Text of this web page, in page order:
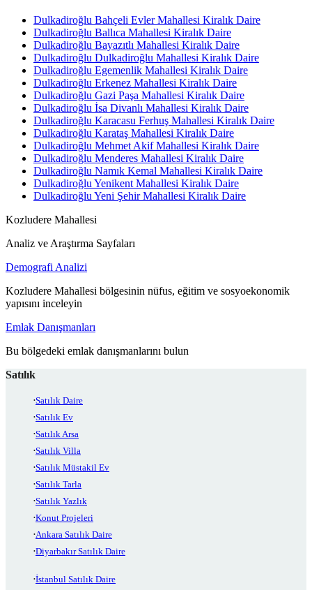
Dulkadiroğlu Bahçeli Evler Mahallesi Kiralık Daire
Dulkadiroğlu Ballıca Mahallesi Kiralık Daire
Dulkadiroğlu Bayazıtlı Mahallesi Kiralık Daire
Dulkadiroğlu Dulkadiroğlu Mahallesi Kiralık Daire
Dulkadiroğlu Egemenlik Mahallesi Kiralık Daire
Dulkadiroğlu Erkenez Mahallesi Kiralık Daire
Dulkadiroğlu Gazi Paşa Mahallesi Kiralık Daire
Dulkadiroğlu İsa Divanlı Mahallesi Kiralık Daire
Dulkadiroğlu Karacasu Ferhuş Mahallesi Kiralık Daire
Dulkadiroğlu Karataş Mahallesi Kiralık Daire
Dulkadiroğlu Mehmet Akif Mahallesi Kiralık Daire
Dulkadiroğlu Menderes Mahallesi Kiralık Daire
Dulkadiroğlu Namık Kemal Mahallesi Kiralık Daire
Dulkadiroğlu Yenikent Mahallesi Kiralık Daire
Dulkadiroğlu Yeni Şehir Mahallesi Kiralık Daire
Kozludere Mahallesi
Analiz ve Araştırma Sayfaları
Demografi Analizi
Kozludere Mahallesi bölgesinin nüfus, eğitim ve sosyoekonomik
yapısını inceleyin
Emlak Danışmanları
Bu bölgedeki emlak danışmanlarını bulun
Satılık
Satılık Daire
Satılık Ev
Satılık Arsa
Satılık Villa
Satılık Müstakil Ev
Satılık Tarla
Satılık Yazlık
Konut Projeleri
Ankara Satılık Daire
Diyarbakır Satılık Daire
İstanbul Satılık Daire